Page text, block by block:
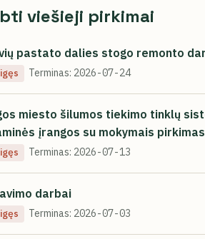
viešieji pirkimai
pastato dalies stogo remonto
Terminas: 2026-07-24
miesto šilumos tiekimo tinklų
įrangos su mokymais pirkimas
Terminas: 2026-07-13
darbai
Terminas: 2026-07-03